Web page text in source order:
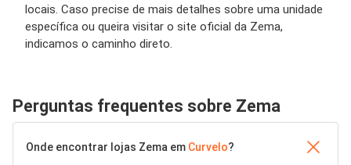
locais. Caso precise de mais detalhes sobre uma unidade
específica ou queira visitar o site oficial da Zema,
indicamos o caminho direto.
Perguntas frequentes sobre Zema
Onde encontrar lojas Zema em Curvelo?